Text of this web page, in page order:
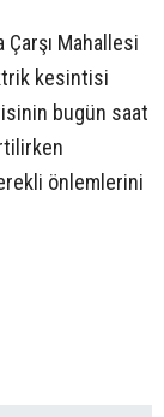
Mahallesi
kesintisi
bugün saat
önlemlerini